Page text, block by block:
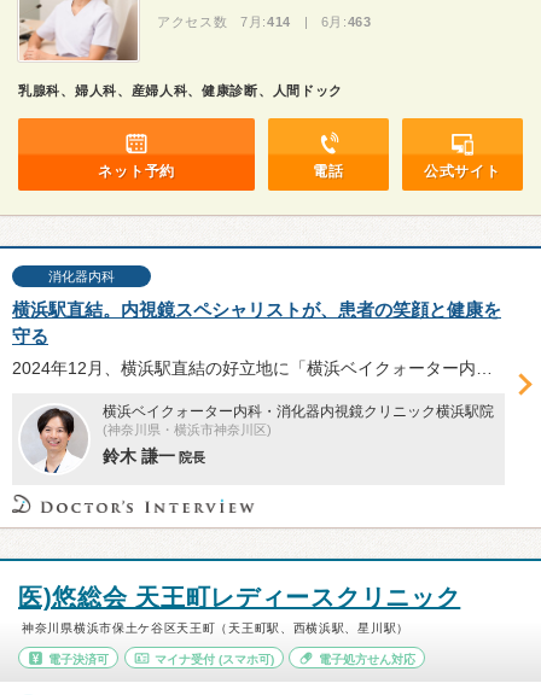
アクセス数 7月:414 | 6月:463
乳腺科、婦人科、産婦人科、健康診断、人間ドック
ネット予約 電話 公式サイト
消化器内科
横浜駅直結。内視鏡スペシャリストが、患者の笑顔と健康を
守る
横浜ベイクォーター内科・消化器内視鏡クリニック横浜駅院
(神奈川県・横浜市神奈川区)
鈴木 謙一 院長
医)悠総会 天王町レディースクリニック
神奈川県横浜市保土ケ谷区天王町（天王町駅、西横浜駅、星川駅）
電子決済可 マイナ受付(スマホ可) 電子処方せん対応